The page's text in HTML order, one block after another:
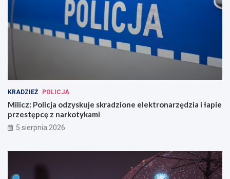
KRADZIEŻ POLICJA
Milicz: Policja odzyskuje skradzione elektronarzędzia i łapie
przestępcę z narkotykami
5 sierpnia 2026